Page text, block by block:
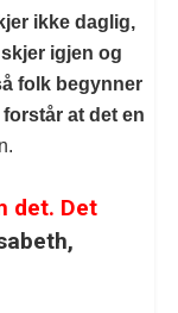
ikke daglig,
igjen og
folk begynner
at det en
det. Det